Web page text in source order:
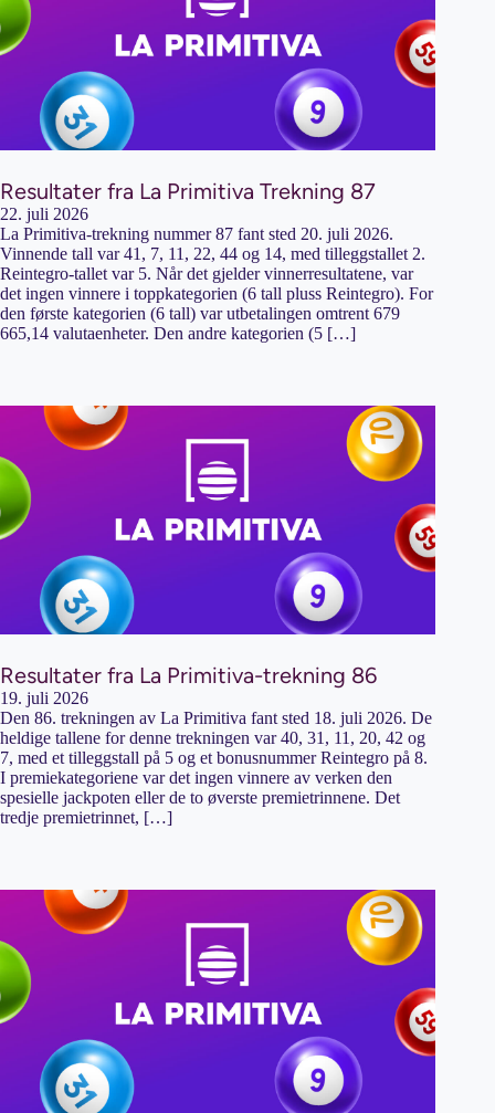
Resultater fra La Primitiva Trekning 87
22. juli 2026
La Primitiva-trekning nummer 87 fant sted 20. juli 2026.
Vinnende tall var 41, 7, 11, 22, 44 og 14, med tilleggstallet 2.
Reintegro-tallet var 5. Når det gjelder vinnerresultatene, var
det ingen vinnere i toppkategorien (6 tall pluss Reintegro). For
den første kategorien (6 tall) var utbetalingen omtrent 679
665,14 valutaenheter. Den andre kategorien (5 […]
Resultater fra La Primitiva-trekning 86
19. juli 2026
Den 86. trekningen av La Primitiva fant sted 18. juli 2026. De
heldige tallene for denne trekningen var 40, 31, 11, 20, 42 og
7, med et tilleggstall på 5 og et bonusnummer Reintegro på 8.
I premiekategoriene var det ingen vinnere av verken den
spesielle jackpoten eller de to øverste premietrinnene. Det
tredje premietrinnet, […]